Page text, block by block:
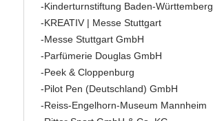
-Kinderturnstiftung Baden-Württemberg
-KREATIV | Messe Stuttgart
-Messe Stuttgart GmbH
-Parfümerie Douglas GmbH
-Peek & Cloppenburg
-Pilot Pen (Deutschland) GmbH
-Reiss-Engelhorn-Museum Mannheim